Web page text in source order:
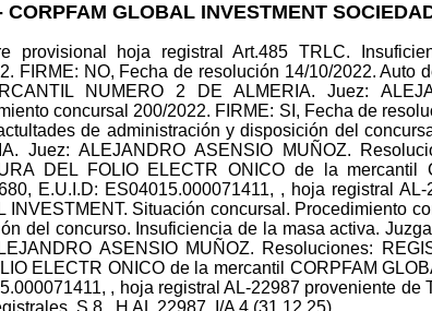
CORPFAM GLOBAL INVESTMENT
provisional hoja registral Art.485 TRLC.
FIRME: NO, Fecha de resolución 14/10/2022.
NUMERO 2 DE ALMERIA. Juez:
concursal 200/2022. FIRME: SI, Fecha de
de administración y disposición del
Juez: ALEJANDRO ASENSIO MUÑOZ.
DEL FOLIO ELECTR ONICO de la mercantil
E.U.I.D: ES04015.000071411, , hoja registral
INVESTMENT. Situación concursal. Procedimiento
del concurso. Insuficiencia de la masa activa.
ASENSIO MUÑOZ. Resoluciones:
ELECTR ONICO de la mercantil CORPFAM
, hoja registral AL-22987 proveniente
S 8 , H AL 22987, I/A 4 (31.12.25).